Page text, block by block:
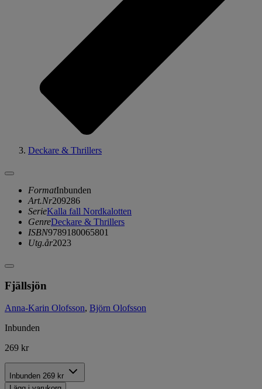
Deckare & Thrillers
FormatInbunden
Art.Nr209286
SerieKalla fall Nordkalotten
GenreDeckare & Thrillers
ISBN9789180065801
Utg.år2023
Fjällsjön
Anna-Karin Olofsson, Björn Olofsson
Inbunden
269 kr
Inbunden 269 kr